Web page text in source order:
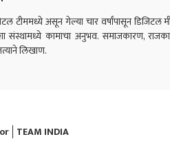
टीममध्ये असून गेल्या चार वर्षांपासून डिजिटल
संस्थामध्ये कामाचा अनुभव. समाजकारण,
लिखाण.
TEAM INDIA
जातंय,
आरोप
संस्कृती, ज्ञान, उद्योजकता
आणि मनोरंजनाचा चौफेर